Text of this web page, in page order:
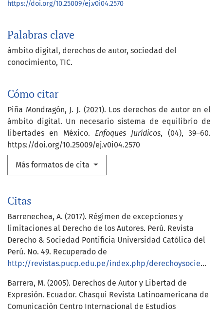
Palabras clave
ámbito digital derechos de autor sociedad del
conocimiento TIC.
Cómo citar
Piña Mondragón, J. J. (2021). Los derechos de autor en el
ámbito digital. Un necesario sistema de equilibrio de
libertades en México. Enfoques Jurídicos, (04), 39–60.
https://doi.org/10.25009/ej.v0i04.2570
Más formatos de cita
https://doi.org/10.25009/ej.v0i04.2570
Citas
Barrenechea, A. (2017). Régimen de excepciones y
limitaciones al Derecho de los Autores. Perú. Revista
Derecho & Sociedad Pontificia Universidad Católica del
Perú. No. 49. Recuperado de
http://revistas.pucp.edu.pe/index.php/derechoysociedad/article/view/19877
Barrera, M. (2005). Derechos de Autor y Libertad de
Expresión. Ecuador. Chasqui Revista Latinoamericana de
Comunicación Centro Internacional de Estudios